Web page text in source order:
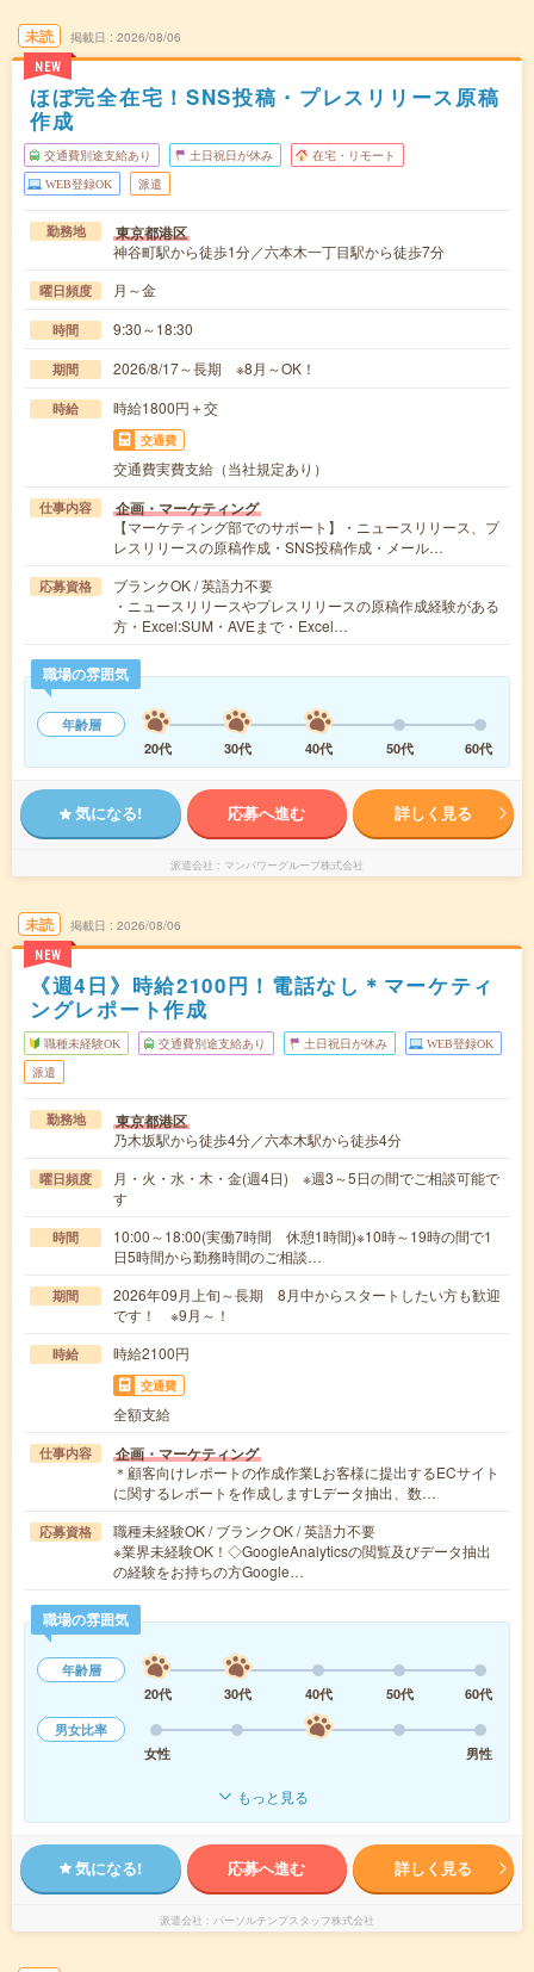
未読
NEW
掲載日 2026/08/06
ほぼ完全在宅！SNS投稿・プレスリリース原稿
作成
交通費別途支給あり 土日祝日が休み 在宅・リモート
WEB登録OK 派遣
勤務地 東京都港区
神谷町駅から徒歩1分／六本木一丁目駅から徒歩7分
曜日頻度 月～金
時間 9:30～18:30
期間 2026/8/17～長期 ※8月～OK！
時給 時給1800円＋交
交通費
交通費実費支給（当社規定あり）
仕事内容 企画・マーケティング
【マーケティング部でのサポート】・ニュースリリース、プ
レスリリースの原稿作成・SNS投稿作成・メール…
応募資格
ブランクOK / 英語力不要
・ニュースリリースやプレスリリースの原稿作成経験がある
方・Excel:SUM・AVEまで・Excel…
職場の雰囲気
年齢層
20代
30代 40代 50代 60代
気になる! 応募へ進む 詳しく見る
派遣会社 マンパワーグループ株式会社
未読
NEW
掲載日 2026/08/06
《週4日》時給2100円！電話なし＊マーケティ
ングレポート作成
職種未経験OK 交通費別途支給あり 土日祝日が休み WEB登録OK
派遣
勤務地 東京都港区
乃木坂駅から徒歩4分／六本木駅から徒歩4分
曜日頻度
月・火・水・木・金(週4日) ※週3～5日の間でご相談可能で
す
時間
10:00～18:00(実働7時間 休憩1時間)※10時～19時の間で1
日5時間から勤務時間のご相談…
期間
2026年09月上旬～長期 8月中からスタートしたい方も歓迎
です！ ※9月～！
時給 時給2100円
交通費
全額支給
仕事内容 企画・マーケティング
＊顧客向けレポートの作成作業Lお客様に提出するECサイト
に関するレポートを作成しますLデータ抽出、数…
応募資格
職種未経験OK / ブランクOK / 英語力不要
※業界未経験OK！◇GoogleAnalyticsの閲覧及びデータ抽出
の経験をお持ちの方Google…
職場の雰囲気
年齢層
20代
30代 40代 50代
60代
男女比率
女性
男性
もっと見る
気になる! 応募へ進む 詳しく見る
派遣会社 パーソルテンプスタッフ株式会社